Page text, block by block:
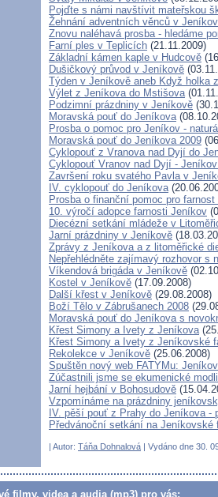
Pojďte s námi navštívit mateřskou
Žehnání adventních věnců v
Znovu naléhavá prosba - hledáme
Farní ples v Teplicích (21.11.2009)
Základní kámen kaple v Hudcově
Dušičkový průvod v Jeníkově
Týden v Jeníkově aneb Když holka
Výlet z Jeníkova do Mstišova
Podzimní prázdniny v Jeníkově
Moravská pouť do Jeníkova
Prosba o pomoc pro Jeníkov -
Moravská pouť do Jeníkova 2009
Cyklopouť z Vranova nad Dyjí do
Cyklopouť Vranov nad Dyjí -
Završení roku svatého Pavla v
IV. cyklopouť do Jeníkova
Prosba o finanční pomoc pro
10. výročí adopce farnosti Jeníkov
Diecézní setkání mládeže v
Jarní prázdniny v Jeníkově
Zprávy z Jeníkova a z litoměřické
Nepřehlédněte zajímavý rozhovor s
Víkendová brigáda v Jeníkově
Kostel v Jeníkově (17.09.2008)
Další křest v Jeníkově (29.08.2008)
Boží Tělo v Zábrušanech 2008
Moravská pouť do Jeníkova s
Křest Simony a Ivety z Jeníkova
Křest Simony a Ivety z Jeníkovské
Rekolekce v Jeníkově (25.06.2008)
Spuštěn nový web FATYMu:
Zúčastnili jsme se ekumenické
Jarní hejbání v Bohosudově
Vzpomínáme na prázdniny
IV. pěší pouť z Prahy do Jeníkova -
Předvánoční setkání na Jeníkovské
| Autor: Táňa Dohnalová | Vydáno dne 30.
filmy, videa a audia (mp3) pro vás: